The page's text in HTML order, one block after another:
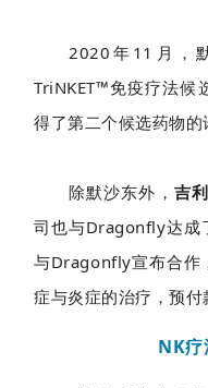
2020年11月，
TriNKET™免疫疗法候
得了第二个候选药物的
除默沙东外， 吉
司也与Dragonfly达成
与Dragonfly宣布合作
症与炎症的治疗，预付
NK疗